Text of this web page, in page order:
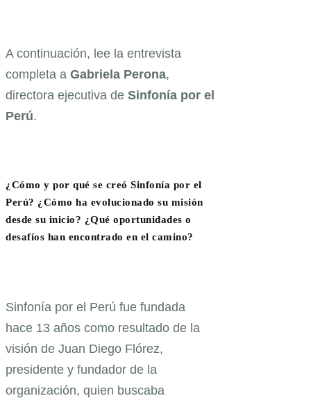
A continuación, lee la entrevista
completa a Gabriela Perona,
directora ejecutiva de Sinfonía por el
Perú.
¿Cómo y por qué se creó Sinfonía por el
Perú? ¿Cómo ha evolucionado su misión
desde su inicio? ¿Qué oportunidades o
desafíos han encontrado en el camino?
Sinfonía por el Perú fue fundada
hace 13 años como resultado de la
visión de Juan Diego Flórez,
presidente y fundador de la
organización, quien buscaba